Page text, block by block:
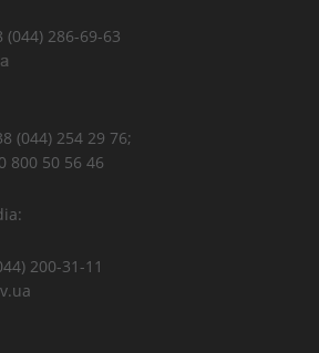
286-69-63
(044) 254 29 76;
56 46
200-31-11